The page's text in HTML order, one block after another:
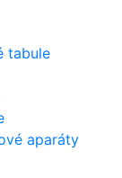
tabule
aparáty